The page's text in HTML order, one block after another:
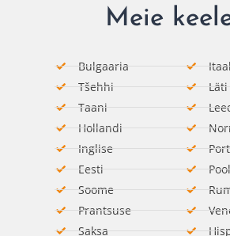
Meie
Bulgaaria
Tšehhi
Taani
Hollandi
Inglise
Eesti
Soome
Prantsuse
Saksa​
Läti